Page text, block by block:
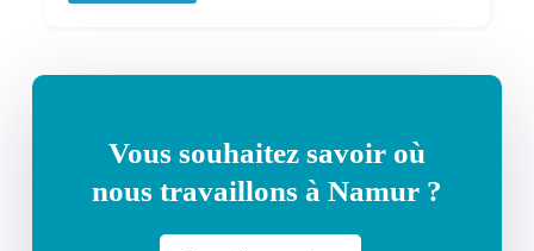
Vous souhaitez savoir où
nous travaillons à Namur ?